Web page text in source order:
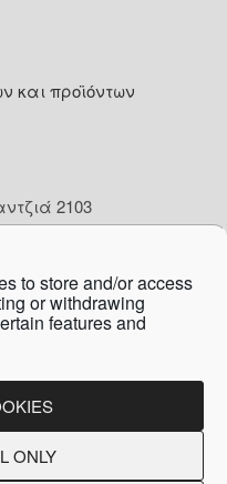
to store and/or access
or withdrawing
features and
ONLY
και προϊόντων
2103
Cloud Net